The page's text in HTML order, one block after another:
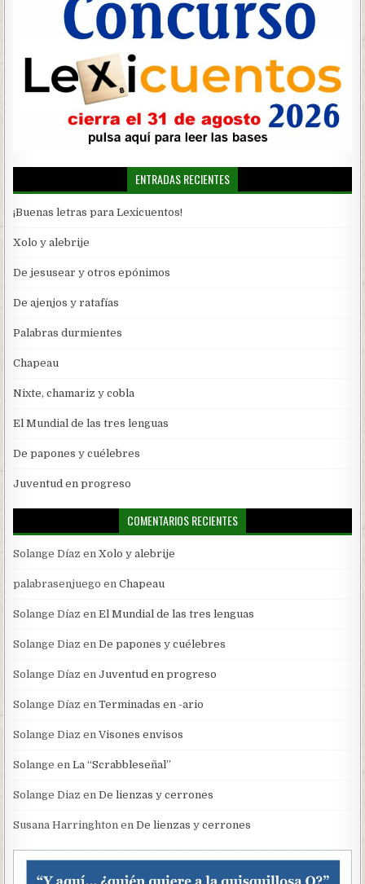
ENTRADAS RECIENTES
¡Buenas letras para Lexicuentos!
Xolo y alebrije
De jesusear y otros epónimos
De ajenjos y ratafías
Palabras durmientes
Chapeau
Nixte, chamariz y cobla
El Mundial de las tres lenguas
De papones y cuélebres
Juventud en progreso
COMENTARIOS RECIENTES
Solange Díaz enXolo y alebrije
palabrasenjuego enChapeau
Solange Díaz enEl Mundial de las tres lenguas
Solange Diaz enDe papones y cuélebres
Solange Díaz enJuventud en progreso
Solange Díaz enTerminadas en -ario
Solange Diaz enVisones envisos
Solange enLa “Scrabbleseñal”
Solange Diaz enDe lienzas y cerrones
Susana Harringhton enDe lienzas y cerrones